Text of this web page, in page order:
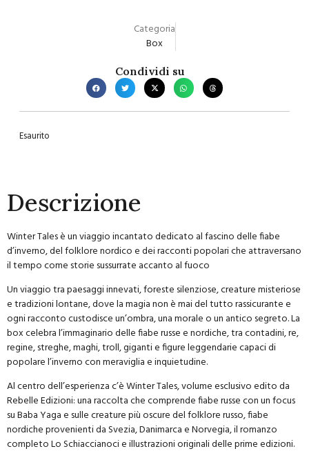
Categoria
Box
Condividi su
Esaurito
Descrizione
Winter Tales è un viaggio incantato dedicato al fascino delle fiabe
d’inverno, del folklore nordico e dei racconti popolari che attraversano
il tempo come storie sussurrate accanto al fuoco
Un viaggio tra paesaggi innevati, foreste silenziose, creature misteriose
e tradizioni lontane, dove la magia non è mai del tutto rassicurante e
ogni racconto custodisce un’ombra, una morale o un antico segreto. La
box celebra l’immaginario delle fiabe russe e nordiche, tra contadini, re,
regine, streghe, maghi, troll, giganti e figure leggendarie capaci di
popolare l’inverno con meraviglia e inquietudine.
Al centro dell’esperienza c’è Winter Tales, volume esclusivo edito da
Rebelle Edizioni: una raccolta che comprende fiabe russe con un focus
su Baba Yaga e sulle creature più oscure del folklore russo, fiabe
nordiche provenienti da Svezia, Danimarca e Norvegia, il romanzo
completo Lo Schiaccianoci e illustrazioni originali delle prime edizioni.